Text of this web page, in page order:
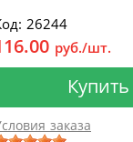
мм.,
система:Т2,
изготовлена из
целлюлозы.
26244
руб./шт.
Купить
заказа